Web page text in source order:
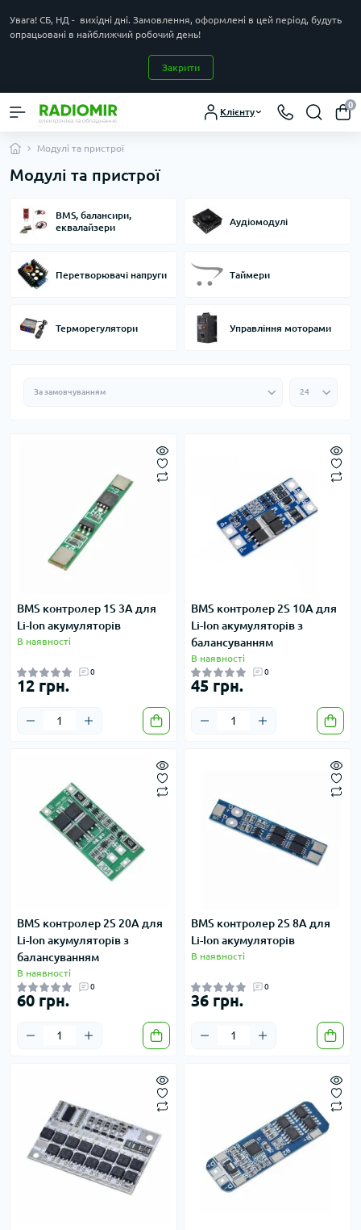
Увага! СБ, НД - вихідні дні. Замовлення, оформлені в цей період, будуть
опрацьовані в найближчий робочий день!
Закрити
Клієнту
0
Модулі та пристрої
Модулі та пристрої
BMS, балансири,
еквалайзери
Аудіомодулі
Перетворювачі напруги Таймери
Терморегулятори Управління моторами
BMS контролер 1S 3A для
Li-Ion акумуляторів
В наявності
0
12 грн.
BMS контролер 2S 10A для
Li-Ion акумуляторів з
балансуванням
В наявності
0
45 грн.
BMS контролер 2S 20A для
Li-Ion акумуляторів з
балансуванням
В наявності
0
60 грн.
BMS контролер 2S 8A для
Li-Ion акумуляторів
В наявності
0
36 грн.